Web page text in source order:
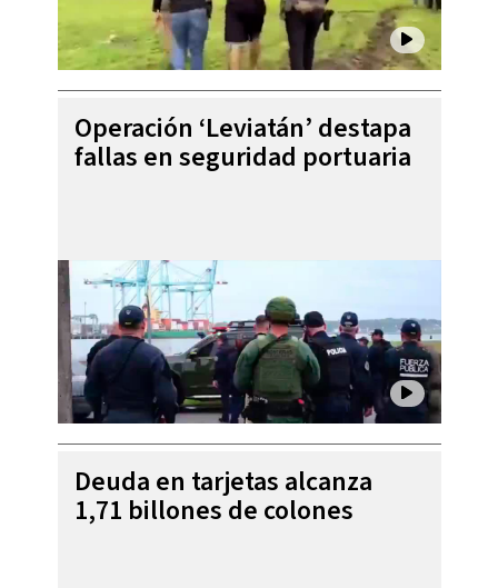
Operación ‘Leviatán’ destapa
fallas en seguridad portuaria
Deuda en tarjetas alcanza
1,71 billones de colones